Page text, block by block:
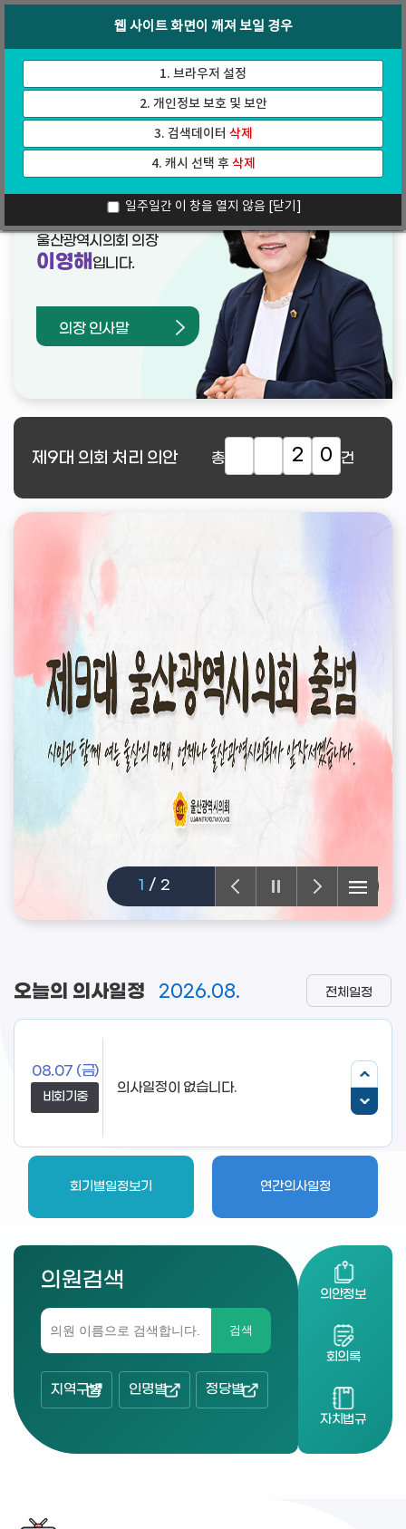
가
기
인터넷방송
웹 사이트 화면이 깨져 보일 경우
1. 브라우저 설정
2. 개인정보 보호 및 보안
3. 검색데이터 삭제
4. 캐시 선택 후삭제
일주일간 이 창을 열지 않음 [닫기]
2 /2
열린의장실
울산광역시의회 의장
이영해 입니다.
의장 인사말
제9대 의회 처리 의안 총 2 0 건
오늘의 의사일정 2026.08.
08.07 (금)
비회기중
의사일정이 없습니다.
회기별일정보기 연간의사일정
전체일정
의원검색
검색
지역구별 인명별 정당별
의안정보
회의록
자치법규